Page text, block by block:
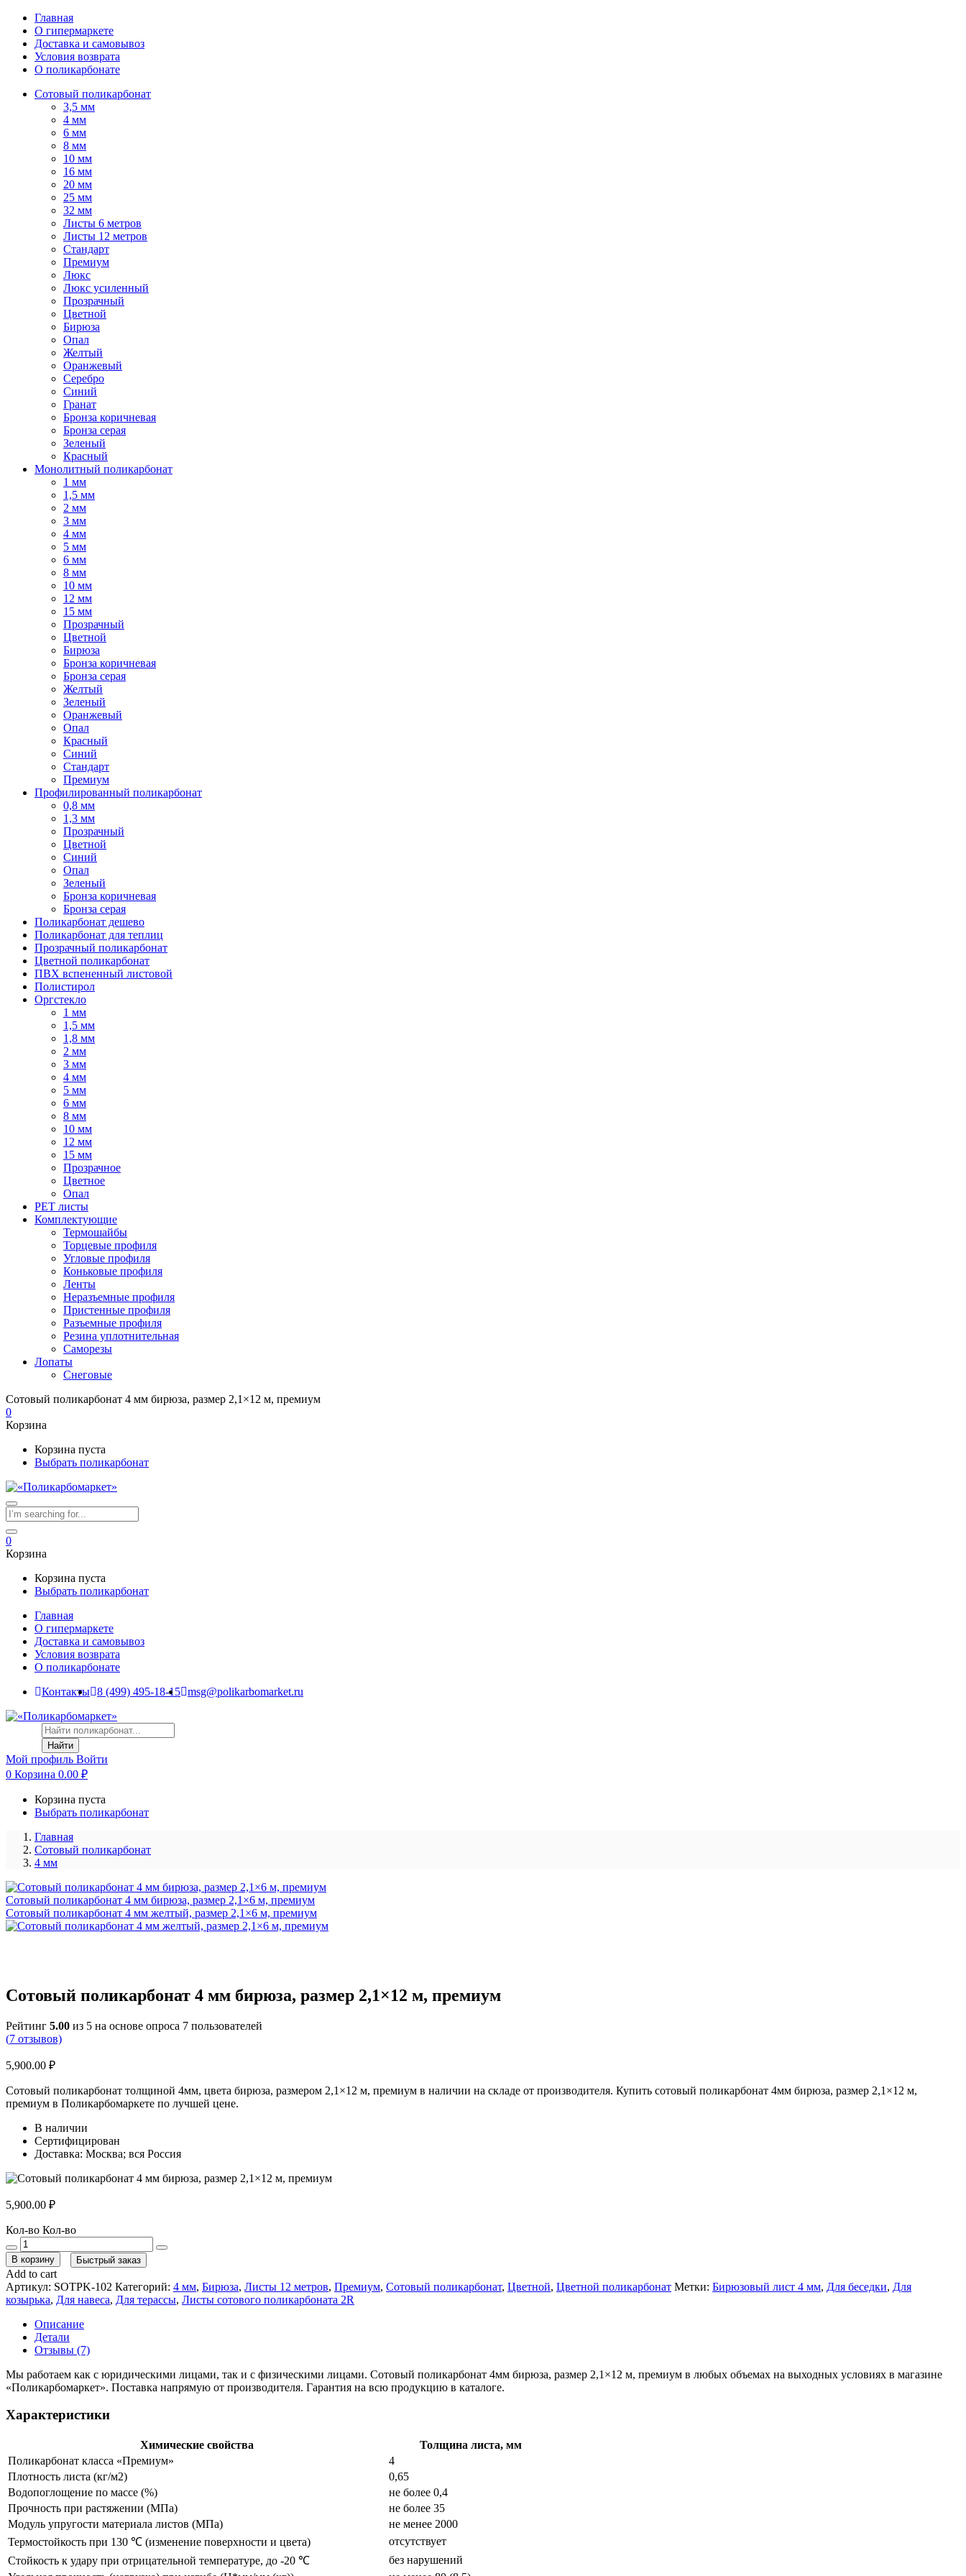
Главная
О гипермаркете
Доставка и самовывоз
Условия возврата
О поликарбонате
Сотовый поликарбонат
3,5 мм
4 мм
6 мм
8 мм
10 мм
16 мм
20 мм
25 мм
32 мм
Листы 6 метров
Листы 12 метров
Стандарт
Премиум
Люкс
Люкс усиленный
Прозрачный
Цветной
Бирюза
Опал
Желтый
Оранжевый
Серебро
Синий
Гранат
Бронза коричневая
Бронза серая
Зеленый
Красный
Монолитный поликарбонат
1 мм
1,5 мм
2 мм
3 мм
4 мм
5 мм
6 мм
8 мм
10 мм
12 мм
15 мм
Прозрачный
Цветной
Бирюза
Бронза коричневая
Бронза серая
Желтый
Зеленый
Оранжевый
Опал
Красный
Синий
Стандарт
Премиум
Профилированный поликарбонат
0,8 мм
1,3 мм
Прозрачный
Цветной
Синий
Опал
Зеленый
Бронза коричневая
Бронза серая
Поликарбонат дешево
Поликарбонат для теплиц
Прозрачный поликарбонат
Цветной поликарбонат
ПВХ вспененный листовой
Полистирол
Оргстекло
1 мм
1,5 мм
1,8 мм
2 мм
3 мм
4 мм
5 мм
6 мм
8 мм
10 мм
12 мм
15 мм
Прозрачное
Цветное
Опал
PET листы
Комплектующие
Термошайбы
Торцевые профиля
Угловые профиля
Коньковые профиля
Ленты
Неразъемные профиля
Пристенные профиля
Разъемные профиля
Резина уплотнительная
Саморезы
Лопаты
Снеговые
Сотовый поликарбонат 4 мм бирюза, размер 2,1×12 м, премиум
0
Корзина
Корзина пуста
Выбрать поликарбонат
0
Корзина
Корзина пуста
Выбрать поликарбонат
Главная
О гипермаркете
Доставка и самовывоз
Условия возврата
О поликарбонате
Контакты 8 (499) 495-18-15 msg@polikarbomarket.ru
Найти
Мой профиль Войти
0 Корзина 0.00 ₽
Корзина пуста
Выбрать поликарбонат
Главная
Сотовый поликарбонат
4 мм
Сотовый поликарбонат 4 мм бирюза, размер 2,1×6 м, премиум
Сотовый поликарбонат 4 мм желтый, размер 2,1×6 м, премиум
Сотовый поликарбонат 4 мм бирюза, размер 2,1×12 м, премиум
Рейтинг 5.00 из 5 на основе опроса 7 пользователей
(7 отзывов)
5,900.00 ₽
Сотовый поликарбонат толщиной 4мм, цвета бирюза, размером 2,1×12 м, премиум в наличии на складе от производителя. Купить сотовый поликарбонат 4мм бирюза, размер 2,1×12 м,
премиум в Поликарбомаркете по лучшей цене.
В наличии
Сертифицирован
Доставка: Москва; вся Россия
5,900.00 ₽
Кол-во Кол-во
В корзину Быстрый заказ
Add to cart
Артикул: SOTPK-102 Категорий: 4 мм, Бирюза, Листы 12 метров, Премиум, Сотовый поликарбонат, Цветной, Цветной поликарбонат Метки: Бирюзовый лист 4 мм, Для беседки, Для
козырька, Для навеса, Для терассы, Листы сотового поликарбоната 2R
Описание
Детали
Отзывы (7)
Мы работаем как с юридическими лицами, так и с физическими лицами. Сотовый поликарбонат 4мм бирюза, размер 2,1×12 м, премиум в любых объемах на выходных условиях в магазине
«Поликарбомаркет». Поставка напрямую от производителя. Гарантия на всю продукцию в каталоге.
Характеристики
Химические свойства
Толщина листа, мм
Поликарбонат класса «Премиум»
4
Плотность листа (кг/м2)
0,65
Водопоглощение по массе (%)
не более 0,4
Прочность при растяжении (МПа)
не более 35
Модуль упругости материала листов (МПа)
не менее 2000
Термостойкость при 130 ℃ (изменение поверхности и цвета)
отсутствует
Стойкость к удару при отрицательной температуре, до -20 ℃
без нарушений